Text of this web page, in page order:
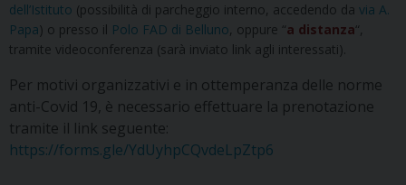
dell’Istituto (possibilità di parcheggio interno, accedendo da via A.
Papa) o presso il Polo FAD di Belluno, oppure “a distanza“,
tramite videoconferenza (sarà inviato link agli interessati).
Per motivi organizzativi e in ottemperanza delle norme
anti-Covid 19, è necessario effettuare la prenotazione
tramite il link seguente:
https://forms.gle/YdUyhpCQvdeLpZtp6